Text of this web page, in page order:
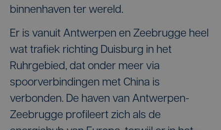
binnenhaven ter wereld.
Er is vanuit Antwerpen en Zeebrugge heel
wat trafiek richting Duisburg in het
Ruhrgebied, dat onder meer via
spoorverbindingen met China is
verbonden. De haven van Antwerpen-
Zeebrugge profileert zich als de